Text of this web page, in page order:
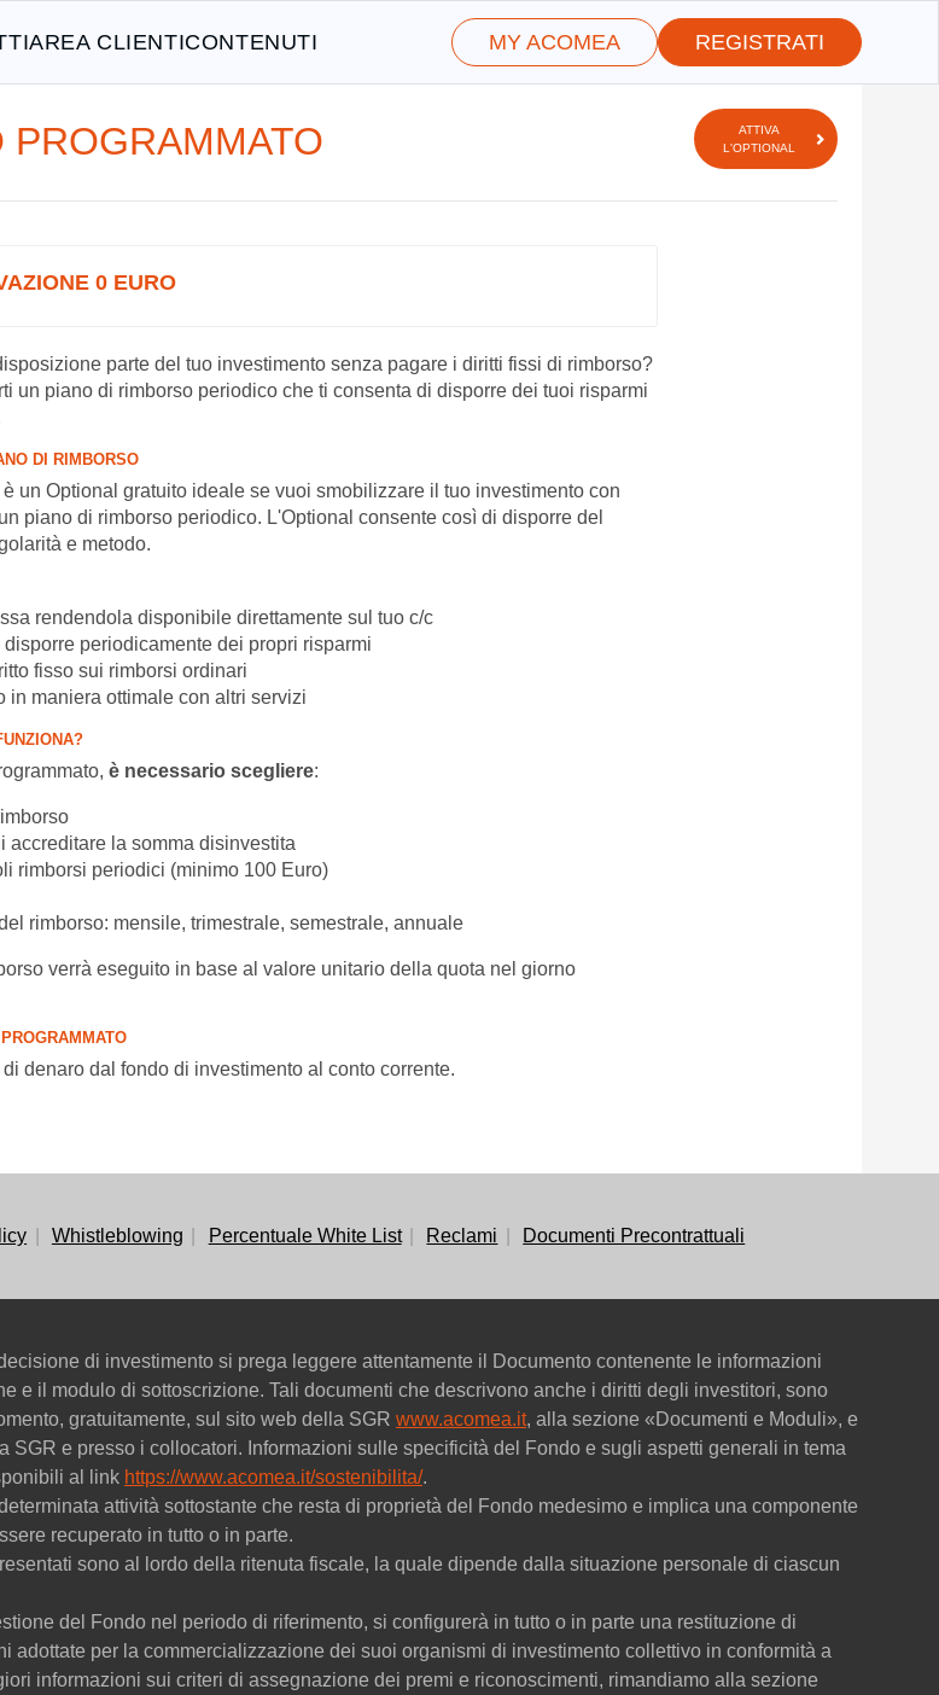
AREA CLIENTICONTENUTI MY ACOMEA REGISTRATI
PROGRAMMATO
ATTIVA
L'OPTIONAL
0 EURO
parte del tuo investimento senza pagare i diritti fissi di rimborso?
un piano di rimborso periodico che ti consenta di disporre dei tuoi risparmi
DI RIMBORSO
un Optional gratuito ideale se vuoi smobilizzare il tuo investimento con
piano di rimborso periodico. L'Optional consente così di disporre del
e metodo.
rendendola disponibile direttamente sul tuo c/c
periodicamente dei propri risparmi
fisso sui rimborsi ordinari
in maniera ottimale con altri servizi
è necessario scegliere:
accreditare la somma disinvestita
rimborsi periodici (minimo 100 Euro)
rimborso: mensile, trimestrale, semestrale, annuale
verrà eseguito in base al valore unitario della quota nel giorno
di denaro dal fondo di investimento al conto corrente.
Whistleblowing Percentuale White List Reclami Documenti Precontrattuali
di investimento si prega leggere attentamente il Documento contenente le informazioni
e il modulo di sottoscrizione. Tali documenti che descrivono anche i diritti degli investitori, sono
gratuitamente, sul sito web della SGR www.acomea.it, alla sezione «Documenti e Moduli», e
e presso i collocatori. Informazioni sulle specificità del Fondo e sugli aspetti generali in tema
al link https://www.acomea.it/sostenibilita/.
attività sottostante che resta di proprietà del Fondo medesimo e implica una componente
recuperato in tutto o in parte.
sono al lordo della ritenuta fiscale, la quale dipende dalla situazione personale di ciascun
del Fondo nel periodo di riferimento, si configurerà in tutto o in parte una restituzione di
per la commercializzazione dei suoi organismi di investimento collettivo in conformità a
informazioni sui criteri di assegnazione dei premi e riconoscimenti, rimandiamo alla sezione